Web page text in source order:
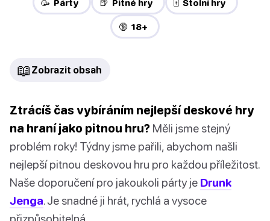
🥳 Párty 🍺 Pitné hry 🀄 Stolní hry
🔞 18+
📖 Zobrazit obsah
Ztrácíš čas vybíráním nejlepší deskové hry
na hraní jako pitnou hru? Měli jsme stejný
problém roky! Týdny jsme pařili, abychom našli
nejlepší pitnou deskovou hru pro každou příležitost.
Naše doporučení pro jakoukoli párty je Drunk
Jenga. Je snadné ji hrát, rychlá a vysoce